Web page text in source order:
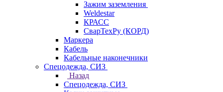
Зажим заземления
Weldestar
КРАСС
СварТехРу (КОРД)
Маркера
Кабель
Кабельные наконечники
Спецодежда, СИЗ
Назад
Спецодежда, СИЗ